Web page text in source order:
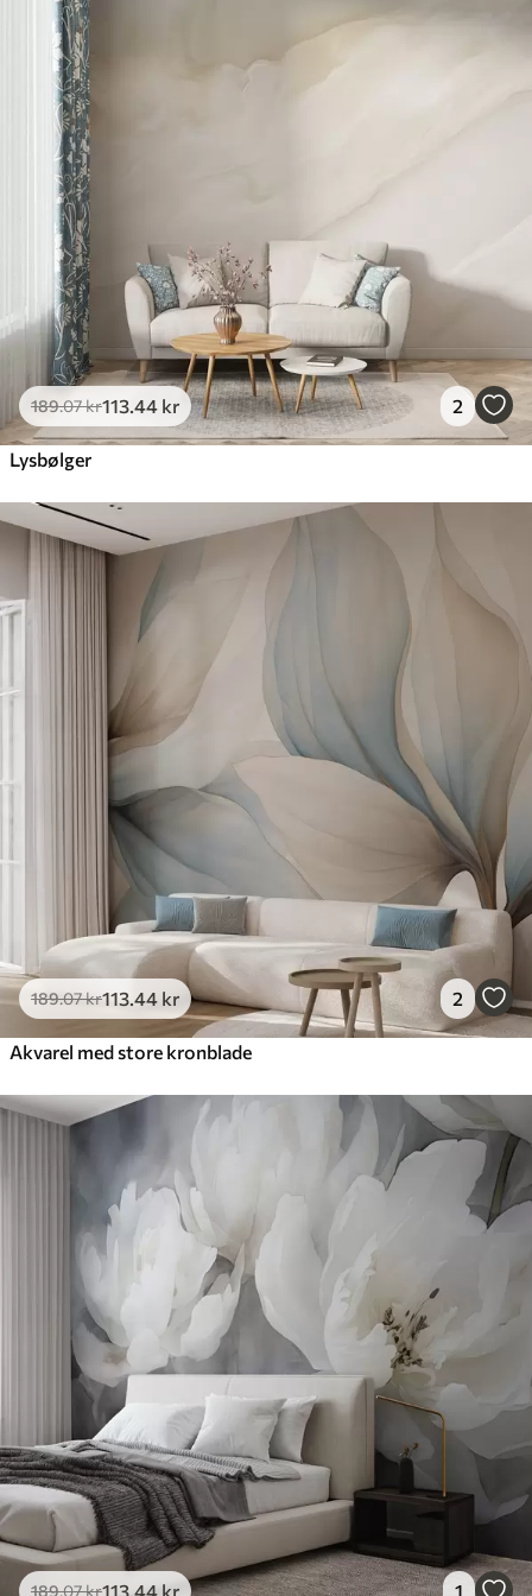
385.83
Premium
448.33
Premium vinyl
516.67
Peel and Stick
666.67 400.00
189.07kr113 .44 kr 2
Lysbølger
189.07kr113 .44 kr 2
Akvarel med store kronblade
189.07kr113.44 kr 1